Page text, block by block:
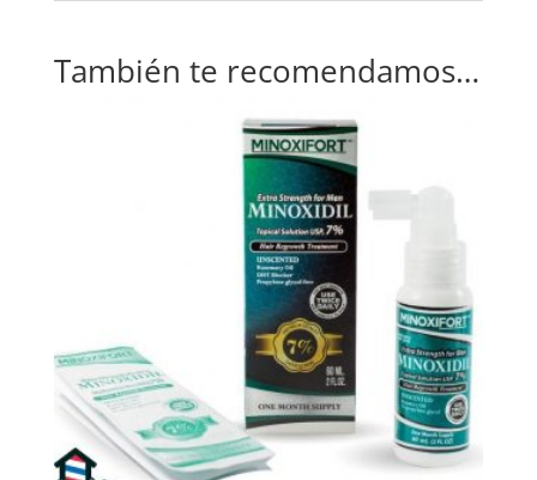
También te recomendamos…